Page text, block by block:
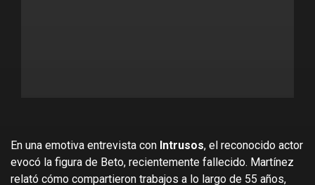
En una emotiva entrevista con Intrusos, el reconocido actor
evocó la figura de Beto, recientemente fallecido. Martínez
relató cómo compartieron trabajos a lo largo de 55 años,